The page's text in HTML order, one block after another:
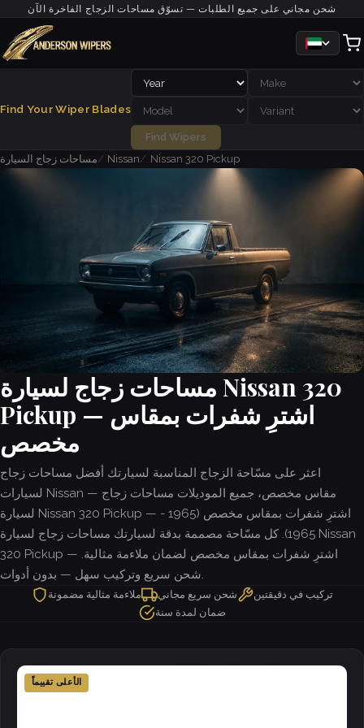
شحن مجاني على جميع الطلبات — تسوّق مساحات الزجاج الفاخرة الآن
Find Your Wiper Blades
Find Wipers
مساحات زجاج السيارة
Nissan Nissan 320 Pickup
مساحات زجاج لسيارة Nissan 320
Pickup — اشترِ شفرات بمقاس
مخصص
اعثر على مسّاحة الزجاج المناسبة لسيارتك أفضل مساحات زجاج
لسيارات Nissan — مقاس مخصص، جميع الموديلات مساحات زجاج
لسيارة Nissan 320 Pickup — اشترِ شفرات بمقاس مخصص (1965 -
1965). كل مسّاحة مصممة بدقة لسيارتك مساحات زجاج لسيارة Nissan
320 Pickup — اشترِ شفرات بمقاس مخصص لضمان ملاءمة مثالية.
شحن سريع وتركيب سهل — بدون أدوات.
ملاءمة مثالية مضمونة شحن سريع مجاني
تركيب في دقيقتين
ضمان لمدة سنة
الأعلى تقييماً